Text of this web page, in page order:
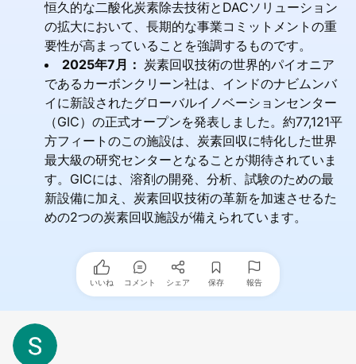
恒久的な二酸化炭素除去技術とDACソリューション
の拡大において、長期的な事業コミットメントの重
要性が高まっていることを強調するものです。
2025年7月： 炭素回収技術の世界的パイオニア
であるカーボンクリーン社は、インドのナビムンバ
イに新設されたグローバルイノベーションセンター
（GIC）の正式オープンを発表しました。約77,121平
方フィートのこの施設は、炭素回収に特化した世界
最大級の研究センターとなることが期待されていま
す。GICには、溶剤の開発、分析、試験のための最
新設備に加え、炭素回収技術の革新を加速させるた
めの2つの炭素回収施設が備えられています。
いいね コメント シェア 保存 報告